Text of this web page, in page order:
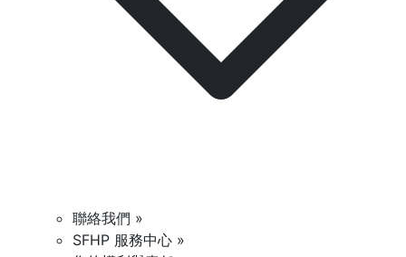
聯絡我們 »
SFHP 服務中心 »